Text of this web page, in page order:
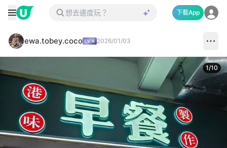
下載App
ewa.tobey.coco 2026/01/03
1/10